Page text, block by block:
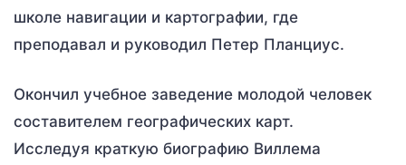
школе навигации и картографии, где
преподавал и руководил Петер Планциус.
Окончил учебное заведение молодой человек
составителем географических карт.
Исследуя краткую биографию Виллема